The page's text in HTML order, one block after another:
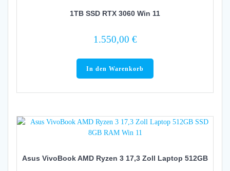
1TB SSD RTX 3060 Win 11
1.550,00 €
In den Warenkorb
Asus VivoBook AMD Ryzen 3 17,3 Zoll Laptop 512GB